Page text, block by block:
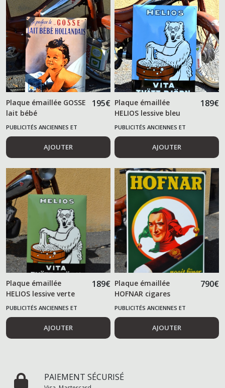
Plaque émaillée GOSSE
lait bébé
195€
PUBLICITÉS ANCIENNES ET
ALIMENTAIRES
AJOUTER
Plaque émaillée
HELIOS lessive bleu
189€
PUBLICITÉS ANCIENNES ET
ALIMENTAIRES
AJOUTER
Plaque émaillée
HELIOS lessive verte
189€
PUBLICITÉS ANCIENNES ET
ALIMENTAIRES
AJOUTER
Plaque émaillée
HOFNAR cigares
790€
PUBLICITÉS ANCIENNES ET
ALIMENTAIRES
AJOUTER
PAIEMENT SÉCURISÉ